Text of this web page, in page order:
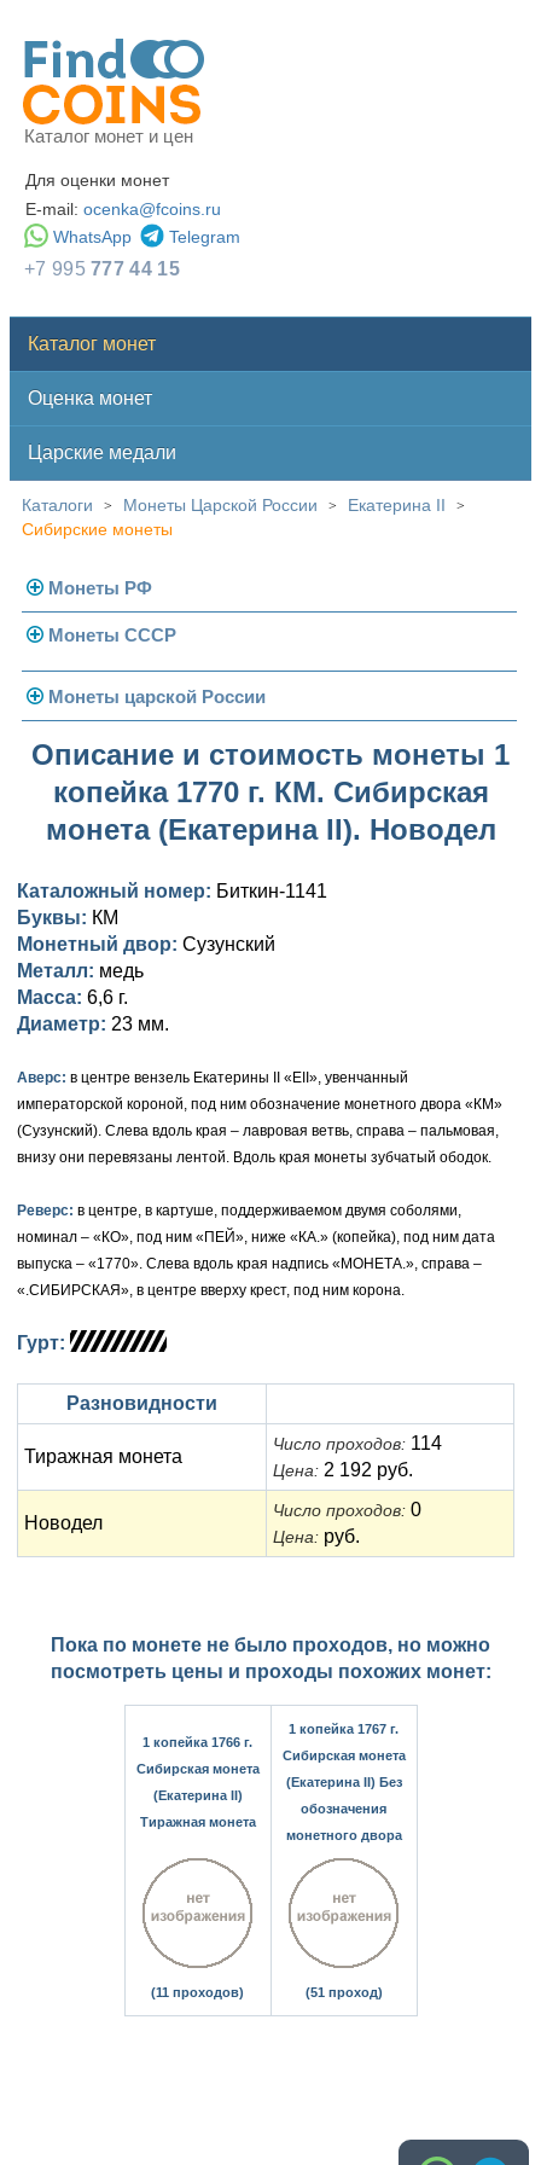
Каталог монет и цен
Для оценки монет
E-mail: ocenka@fcoins.ru
WhatsApp
Telegram
+7 995777 44 15
Каталог монет
Оценка монет
Царские медали
Каталоги > Монеты Царской России > Екатерина II >
Сибирские монеты
Монеты РФ
Современная Россия
Монеты 1991-1993 гг.
Монеты СССР
Погодовка СССР
Монеты 1958 года
Золотые червонцы
Памятные и юбилейные
Монеты царской России
Николай II (1894-1917)
Золото
Серебро
Медь
Германская оккупация
Для Финляндии
Александр III (1881-1894)
Золото
Серебро
Медь
Для Финляндии
Александр II (1855-1881)
Золото
Серебро
Медь
Памятные и донативные
Николай I (1825-1855)
Платина, золото
Серебро
Для Грузии
Русско-Польские
Памятные и донативные
Александр I (1801-1825)
Золото
Для Грузии
Павел I (1796-1801)
Серебро
Медь
Серебро
Сибирские монеты
Для Молдавии и Валахии
Таврические монеты
Елизавета I (1741-1762)
Серебро
Медь
Для Пруссии
Ливонезы
Анна Иоанновна (1730-1740)
Петр II (1727-1730)
Екатерина I (1725-1727)
Петр I (1682-1725)
Серебро
Медь
Описание и стоимость монеты 1
копейка 1770 г. КМ. Сибирская
монета (Екатерина II). Новодел
Каталожный номер: Биткин-1141
Буквы: КМ
Монетный двор: Сузунский
Металл: медь
Масса: 6,6 г.
Диаметр: 23 мм.
Аверс: в центре вензель Екатерины II «ЕII», увенчанный
императорской короной, под ним обозначение монетного двора «КМ»
(Сузунский). Слева вдоль края – лавровая ветвь, справа – пальмовая,
внизу они перевязаны лентой. Вдоль края монеты зубчатый ободок.
Реверс: в центре, в картуше, поддерживаемом двумя соболями,
номинал – «КО», под ним «ПЕЙ», ниже «КА.» (копейка), под ним дата
выпуска – «1770». Слева вдоль края надпись «МОНЕТА.», справа –
«.СИБИРСКАЯ», в центре вверху крест, под ним корона.
Гурт:
Разновидности
Тиражная монета
Число проходов: 114
Цена: 2 192 руб.
Новодел
Число проходов: 0
Цена: руб.
Пока по монете не было проходов, но можно
посмотреть цены и проходы похожих монет:
1 копейка 1766 г.
Сибирская монета
(Екатерина II)
Тиражная монета
(11 проходов)
1 копейка 1767 г.
Сибирская монета
(Екатерина II) Без
обозначения
монетного двора
(51 проход)